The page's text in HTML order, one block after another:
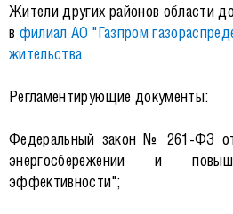
Жители других районов области
в филиал АО "Газпром
жительства.
Регламентирующие документы:
Федеральный закон № 261-ФЗ
энергосбережении и
эффективности";